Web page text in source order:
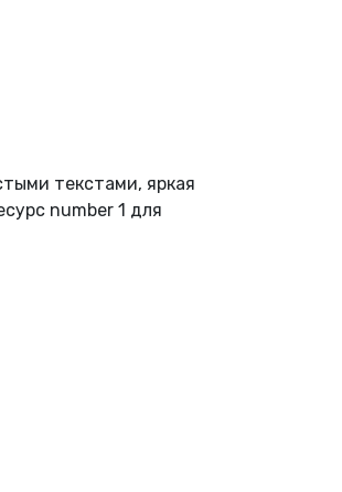
текстами, яркая
number 1 для